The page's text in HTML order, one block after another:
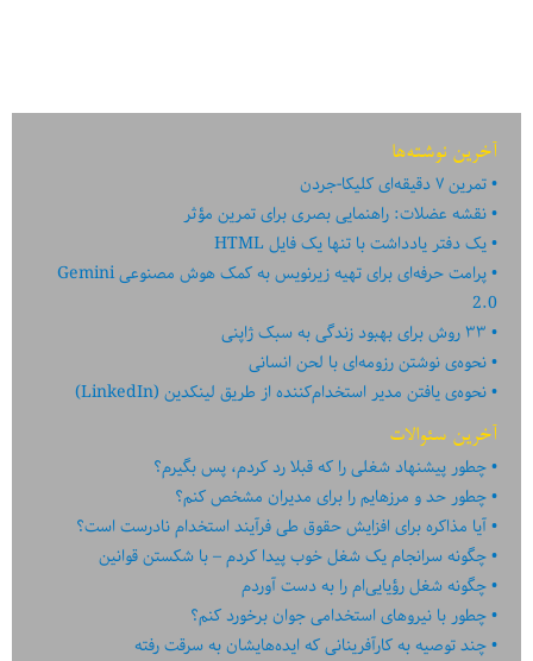
آخرین نوشته‌ها
تمرین ۷ دقیقه‌ای کلیکا-جردن
نقشه عضلات: راهنمایی بصری برای تمرین مؤثر
یک دفتر یادداشت با تنها یک فایل HTML
پرامت حرفه‌ای برای تهیه زیرنویس به کمک هوش مصنوعی Gemini
2.0
۳۳ روش برای بهبود زندگی به سبک ژاپنی
نحوه‌ی نوشتن رزومه‌ای با لحن انسانی
نحوه‌ی یافتن مدیر استخدام‌کننده از طریق لینکدین (LinkedIn)
آخرین سئوالات
چطور پیشنهاد شغلی را که قبلا رد کردم، پس بگیرم؟
چطور حد و مرزهایم را برای مدیران مشخص کنم؟
آیا مذاکره برای افزایش حقوق طی فرآیند استخدام نادرست است؟
چگونه سرانجام یک شغل خوب پیدا کردم – با شکستن قوانین
چگونه شغل رؤیایی‌ام را به دست آوردم
چطور با نیروهای استخدامی جوان برخورد کنم؟
چند توصیه به کارآفرینانی که ایده‏‏‌‏‏‌هایشان به سرقت رفته